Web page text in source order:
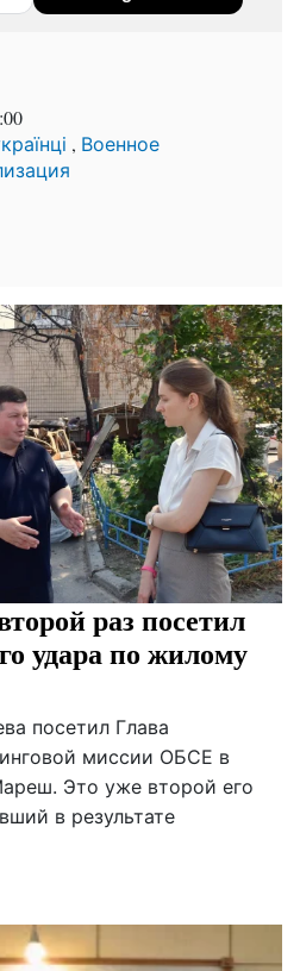
, Военное
раз посетил
удара по жилому
посетил Глава
миссии ОБСЕ в
Это уже второй его
в результате